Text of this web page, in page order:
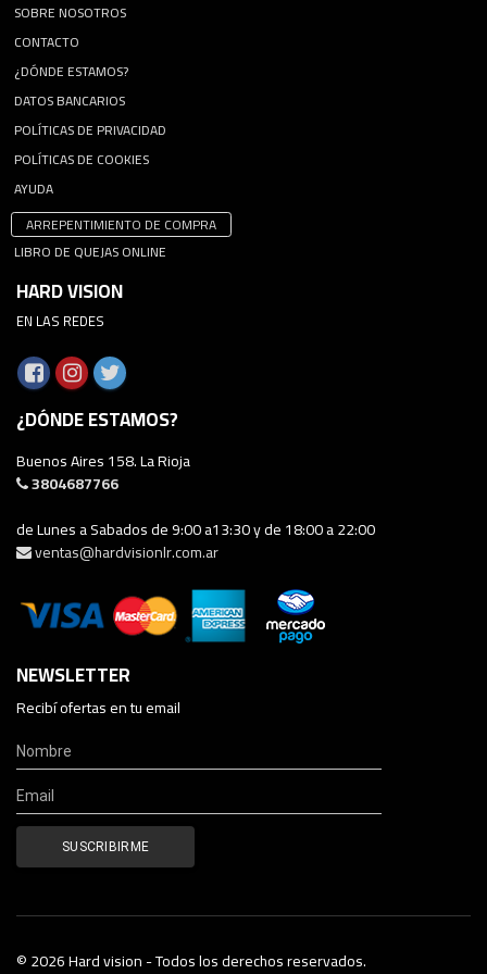
SOBRE NOSOTROS
CONTACTO
¿DÓNDE ESTAMOS?
DATOS BANCARIOS
POLÍTICAS DE PRIVACIDAD
POLÍTICAS DE COOKIES
AYUDA
ARREPENTIMIENTO DE COMPRA
LIBRO DE QUEJAS ONLINE
HARD VISION
EN LAS REDES
¿DÓNDE ESTAMOS?
Buenos Aires 158. La Rioja
3804687766
de Lunes a Sabados de 9:00 a13:30 y de 18:00 a 22:00
ventas@hardvisionlr.com.ar
NEWSLETTER
Recibí ofertas en tu email
© 2026 Hard vision - Todos los derechos reservados.